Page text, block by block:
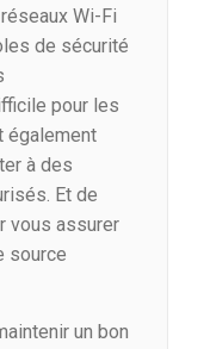
Wi-Fi
de sécurité
pour les
également
à des
Et de
vous assurer
source
un bon